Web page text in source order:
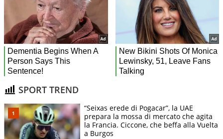
SPORT TREND
“Seixas erede di Pogacar”, la UAE
prepara la mossa di mercato che agita
la Francia. Ciccone, che beffa alla Vuelta
a Burgos